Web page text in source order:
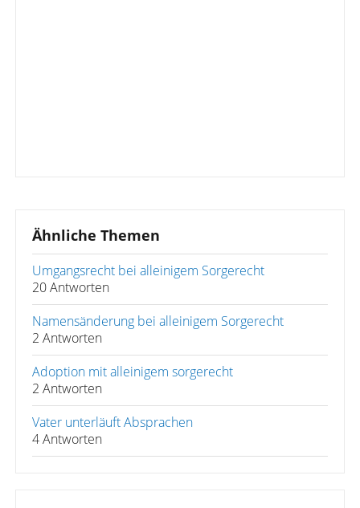
Ähnliche Themen
Umgangsrecht bei alleinigem Sorgerecht
20 Antworten
Namensänderung bei alleinigem Sorgerecht
2 Antworten
Adoption mit alleinigem sorgerecht
2 Antworten
Vater unterläuft Absprachen
4 Antworten